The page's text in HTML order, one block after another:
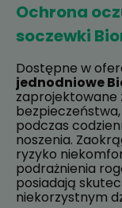
Ochrona
soczewki
Dostępne w
jednodniowe
zaprojektowane
podczas
noszenia.
ryzyko
podrażnienia
posiadają
niekorzystnym